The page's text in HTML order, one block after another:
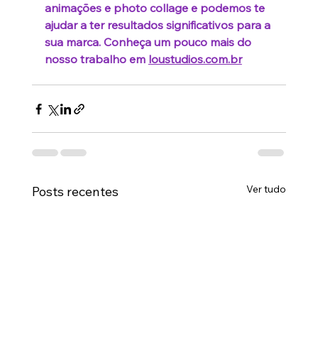
animações e photo collage e podemos te
ajudar a ter resultados significativos para a
sua marca. Conheça um pouco mais do
nosso trabalho em loustudios.com.br
Posts recentes Ver tudo